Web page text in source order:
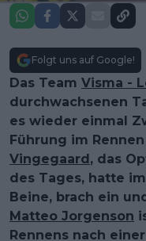
Folgt uns auf Google!
Das Team Visma -
durchwachsenen
es wieder einmal
Führung im
Vingegaard, das
des Tages, hatte
Beine, brach ein
Matteo Jorgenson
Rennens nach